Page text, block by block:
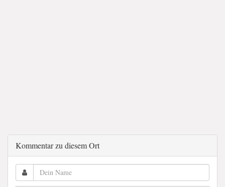
Kommentar zu diesem Ort